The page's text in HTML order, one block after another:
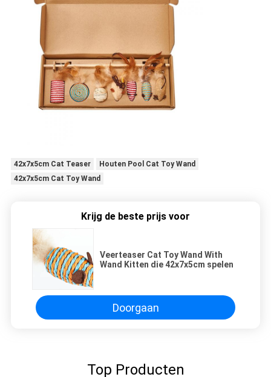
42x7x5cm Cat Teaser
Houten Pool Cat Toy Wand
42x7x5cm Cat Toy Wand
Krijg de beste prijs voor
Veerteaser Cat Toy Wand With
Wand Kitten die 42x7x5cm spelen
Doorgaan
Top Producten